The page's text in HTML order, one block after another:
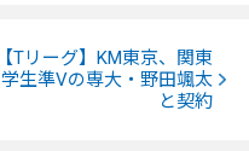
【Tリーグ】KM東京、関東
学生準Vの専大・野田颯太
と契約